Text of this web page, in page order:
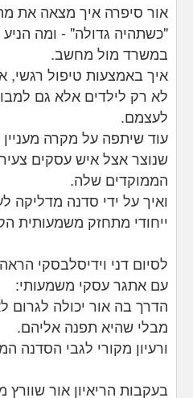
אור סיפרה איך מצאה את
"כשתהיה גדולה" - ומה
במשרד מול מחשב.
איך באמצעות טיפול רגשי,
לא רק לילדים אלא גם
לעצמם.
עוד שיתפה על מקרה מעניין
שנוצר אצל איש עסקים
הממוקדים שלה.
ואיך על ידי סדנה מדליקה
ייחודי מתחזק משמעותית
לסיום דני וידיסלבסקי
עם אתגר עסקי משמעותי:
הדרך בה אור יכולה לגרום
מבלי שהיא תפנה אליהם.
ורעיון מקורי לגבי הסדנה
בעקבות הריאיון אור שוורץ